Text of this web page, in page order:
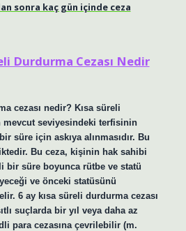
sonra kaç gün içinde ceza
Durdurma Cezası Nedir
cezası nedir? Kısa süreli
mevcut seviyesindeki terfisinin
süre için askıya alınmasıdır. Bu
Bu ceza, kişinin hak sahibi
bir süre boyunca rütbe ve statü
ve önceki statüsünü
6 ay kısa süreli durdurma cezası
suçlarda bir yıl veya daha az
para cezasına çevrilebilir (m.